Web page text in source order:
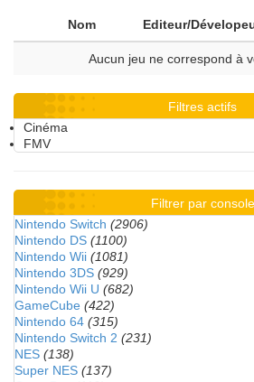
Nom Editeur/
Aucun jeu ne correspond à
Filtres actifs
Cinéma
FMV
Filtrer par console
Nintendo Switch (2906)
Nintendo DS (1100)
Nintendo Wii (1081)
Nintendo 3DS (929)
Nintendo Wii U (682)
GameCube (422)
Nintendo 64 (315)
Nintendo Switch 2 (231)
NES (138)
Super NES (137)